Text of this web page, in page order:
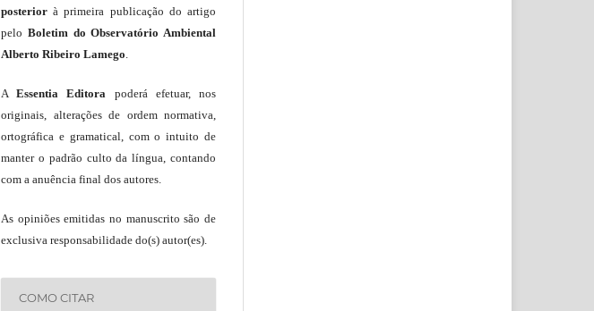
posterior à primeira publicação do artigo
pelo Boletim do Observatório Ambiental
Alberto Ribeiro Lamego.
AEssentia Editora poderá efetuar, nos
originais, alterações de ordem normativa,
ortográfica e gramatical, com o intuito de
manter o padrão culto da língua, contando
com a anuência final dos autores.
As opiniões emitidas no manuscrito são de
exclusiva responsabilidade do(s) autor(es).
COMO CITAR